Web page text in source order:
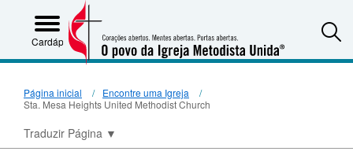
Cardápio
Página inicial
Encontre uma Igreja
Sta. Mesa Heights United Methodist Church
Traduzir Página ▼